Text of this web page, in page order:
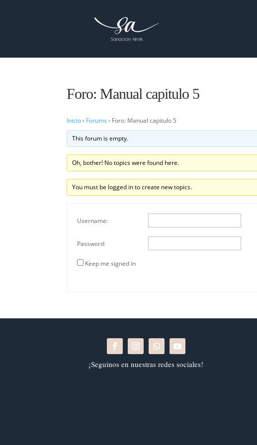
Foro: Manual capitulo 5
Inicio › Forums › Foro: Manual capitulo 5
This forum is empty.
Oh, bother! No topics were found here.
You must be logged in to create new topics.
Username:
Password:
Keep me signed in
¡Seguinos en nuestras redes sociales!